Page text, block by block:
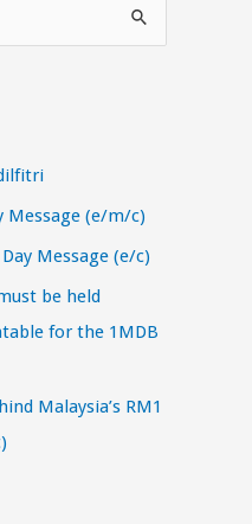
Message (e/m/c)
Message (e/c)
be held
for the 1MDB
Malaysia’s RM1